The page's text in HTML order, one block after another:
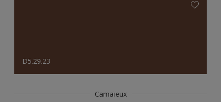
D5.29.23
Camaïeux